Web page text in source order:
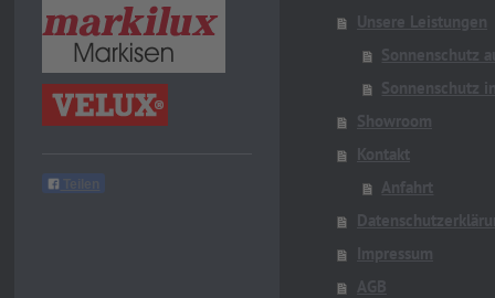
Unsere Leistungen
Sonnenschutz
Sonnenschutz
Showroom
Kontakt
Anfahrt
Impressum
AGB